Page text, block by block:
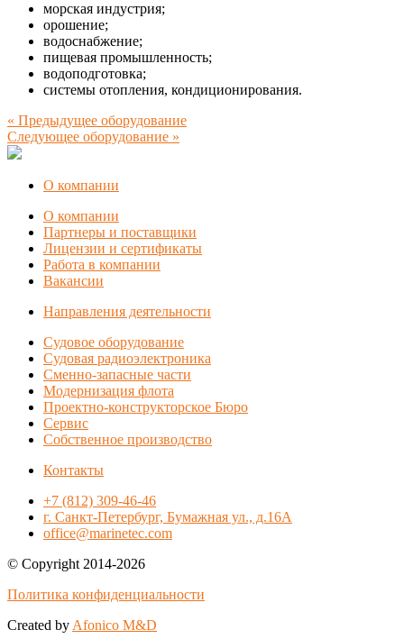
морская индустрия;
орошение;
водоснабжение;
пищевая промышленность;
водоподготовка;
системы отопления, кондиционирования.
« Предыдущее оборудование
Следующее оборудование »
О компании
О компании
Партнеры и поставщики
Лицензии и сертификаты
Работа в компании
Вакансии
Направления деятельности
Судовое оборудование
Судовая радиоэлектроника
Сменно-запасные части
Модернизация флота
Проектно-конструкторское Бюро
Сервис
Собственное производство
Контакты
+7 (812) 309-46-46
г. Санкт-Петербург, Бумажная ул., д.16А
office@marinetec.com
© Copyright 2014-2026
Политика конфиденциальности
Created by Afonico M&D